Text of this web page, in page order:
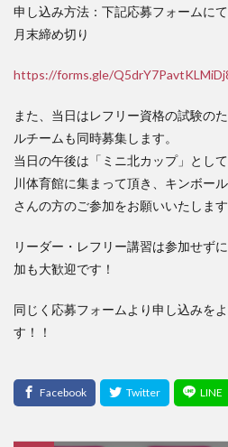
申し込み方法：下記応募フォームに
月末締め切り
https://forms.gle/
また、当日はレフリー資格の試験の
ルチームも同時募集します。
当日の午後は「ミニ北カップ」とし
川体育館に集まって頂き、キンボー
さんの方のご参加をお願いいたします
リーダー・レフリー講習は参加せず
加も大歓迎です！
同じく応募フォームより申し込みを
す！！